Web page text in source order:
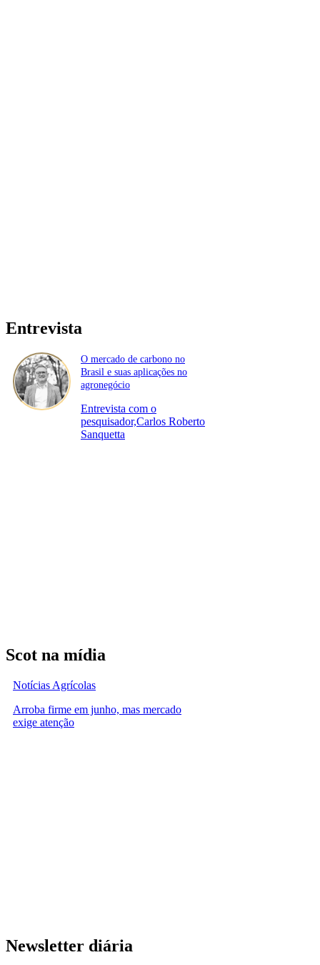
Entrevista
O mercado de carbono no
Brasil e suas aplicações no
agronegócio
Entrevista com o
pesquisador,Carlos Roberto
Sanquetta
Scot na mídia
Notícias Agrícolas
Arroba firme em junho, mas mercado
exige atenção
Newsletter diária